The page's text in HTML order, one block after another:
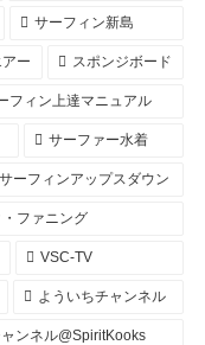
サーフィン新島
ー スポンジボード
フィン上達マニュアル
サーファー水着
サーフィンアップスダウン
・ファニング
VSC-TV
よういちチャンネル
ンネル@SpiritKooks